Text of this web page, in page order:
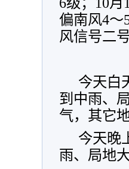
偏南风4～
风信号二
今天白
到中雨、
气，其它
今天晚
雨、局地